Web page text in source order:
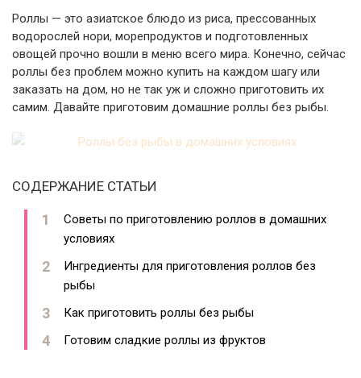
Роллы — это азиатское блюдо из риса, прессованных
водорослей нори, морепродуктов и подготовленных
овощей прочно вошли в меню всего мира. Конечно, сейчас
роллы без проблем можно купить на каждом шагу или
заказать на дом, но не так уж и сложно приготовить их
самим. Давайте приготовим домашние роллы без рыбы.
СОДЕРЖАНИЕ СТАТЬИ
Советы по приготовлению роллов в домашних
условиях
Ингредиенты для приготовления роллов без
рыбы
Как приготовить роллы без рыбы
Готовим сладкие роллы из фруктов